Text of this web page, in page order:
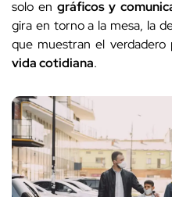
solo en gráficos y
gira en torno a la mesa, la
que muestran el
vida cotidiana.